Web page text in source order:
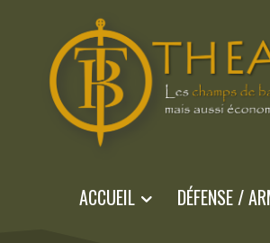
ACCUEIL DÉFENSE /